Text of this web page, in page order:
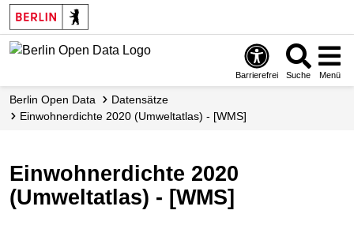
Skip
to
main
Barrierefrei Suche Menü
Berlin Open Data
Datensätze
Einwohnerdichte 2020 (Umweltatlas) - [WMS]
Einwohnerdichte 2020
(Umweltatlas) - [WMS]